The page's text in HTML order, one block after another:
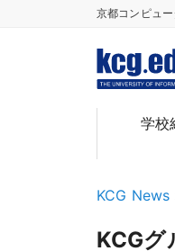
京都コンピュ
学校
KCG News
KCGグ